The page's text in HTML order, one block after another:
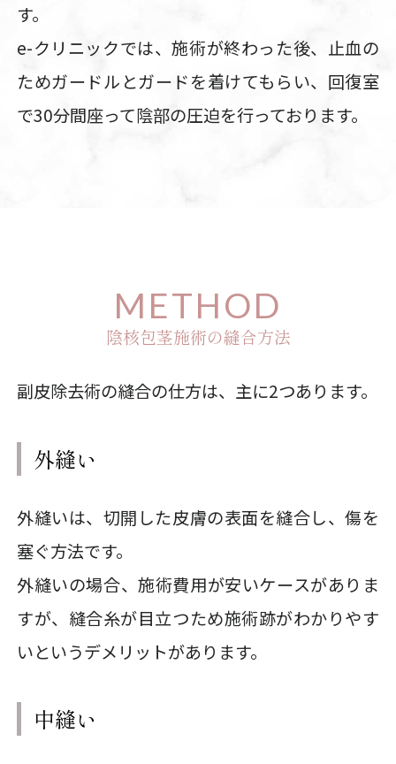
す。
e-クリニックでは、施術が終わった後、止血の
ためガードルとガードを着けてもらい、回復室
で30分間座って陰部の圧迫を行っております。
METHOD
陰核包茎施術の縫合方法
副皮除去術の縫合の仕方は、主に2つあります。
外縫い
外縫いは、切開した皮膚の表面を縫合し、傷を
塞ぐ方法です。
外縫いの場合、施術費用が安いケースがありま
すが、縫合糸が目立つため施術跡がわかりやす
いというデメリットがあります。
中縫い